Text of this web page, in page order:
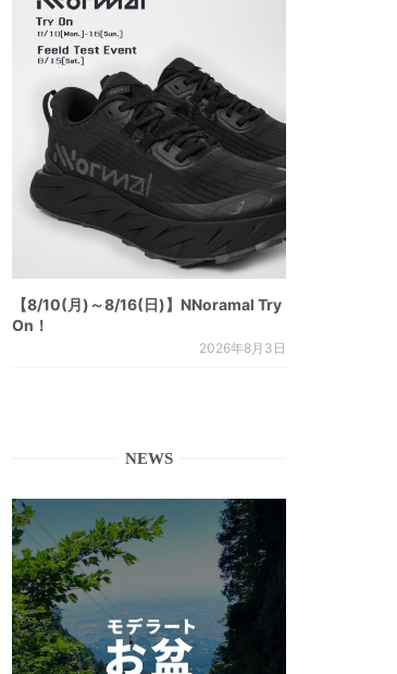
【8/10(月)～8/16(日)】NNoramal Try
On！
2026年8月3日
NEWS